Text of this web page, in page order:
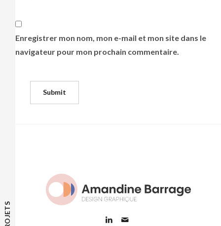
PROJETS
Enregistrer mon nom, mon e-mail et mon site dans le
navigateur pour mon prochain commentaire.